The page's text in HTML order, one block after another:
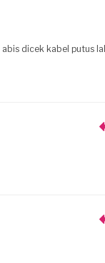
dicek kabel putus